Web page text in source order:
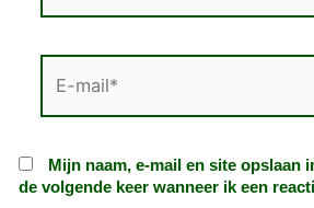
mail*
Mijn naam, e-mail en site opslaan
de volgende keer wanneer ik een